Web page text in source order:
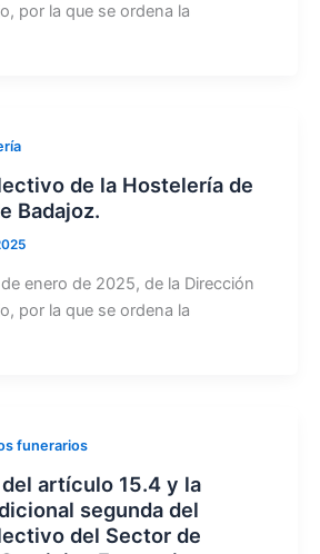
por la que se ordena la
de la Hostelería de
Badajoz.
enero de 2025, de la Dirección
por la que se ordena la
funerarios
artículo 15.4 y la
segunda del
del Sector de